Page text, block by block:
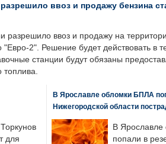
ввоз и продажу бензина
разрешило ввоз и продажу на
"Евро-2". Решение будет действовать в
станции будут обязаны
топлива.
для
В Ярославле обломки БПЛА
Нижегородской области
В Ярославле
попали в